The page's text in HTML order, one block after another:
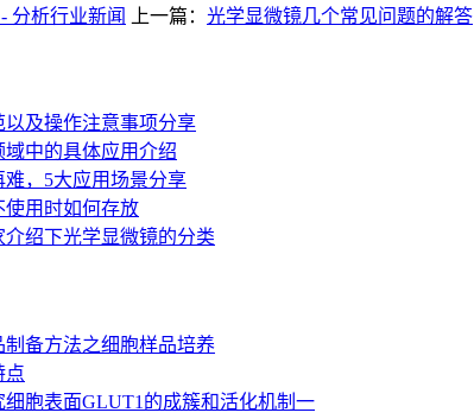
分析行业新闻 上一篇： 光学显微镜几个常见问题的解答
及操作注意事项分享
中的具体应用介绍
，5大应用场景分享
用时如何存放
绍下光学显微镜的分类
备方法之细胞样品培养
点
胞表面GLUT1的成簇和活化机制一